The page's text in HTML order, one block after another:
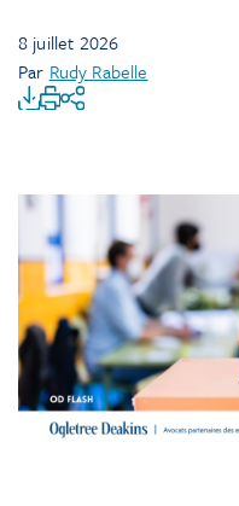
8 juillet 2026
Par Rudy Rabelle